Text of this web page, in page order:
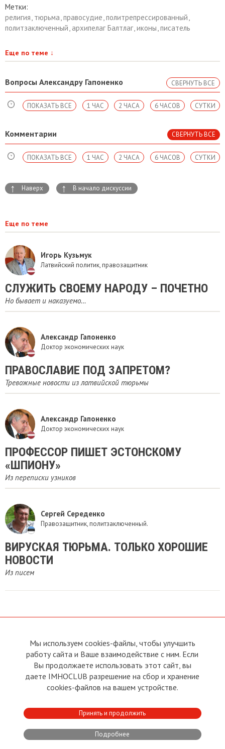
Метки:
религия, тюрьма,правосудие,политрепрессированный,
политзаключенный, архипелаг Балтлаг,иконы,писатель
Еще по теме ↓
Вопросы Александру Гапоненко СВЕРНУТЬ ВСЕ
СУТКИ
6 ЧАСОВ
2 ЧАСА
1 ЧАС
ПОКАЗАТЬ ВСЕ
Комментарии СВЕРНУТЬ ВСЕ
СУТКИ
6 ЧАСОВ
2 ЧАСА
1 ЧАС
ПОКАЗАТЬ ВСЕ
↑ Наверх ↑ В начало дискуссии
Еще по теме
Игорь Кузьмук
Латвийский политик, правозащитник
СЛУЖИТЬ СВОЕМУ НАРОДУ – ПОЧЕТНО
Но бывает и наказуемо…
Александр Гапоненко
Доктор экономических наук
ПРАВОСЛАВИЕ ПОД ЗАПРЕТОМ?
Тревожные новости из латвийской тюрьмы
Александр Гапоненко
Доктор экономических наук
ПРОФЕССОР ПИШЕТ ЭСТОНСКОМУ
«ШПИОНУ»
Из переписки узников
Сергей Середенко
Правозащитник, политзаключенный.
ВИРУСКАЯ ТЮРЬМА. ТОЛЬКО ХОРОШИЕ
НОВОСТИ
Из писем
О сайте
Условия пользования
Политика конфиденциальности
Прямая связь с
Председателем
Прямая связь c членами клуба
Реклама
Контакты
Developed by:CRA
Club
Мы используем cookies-файлы, чтобы улучшить
работу сайта и Ваше взаимодействие с ним. Если
Вы продолжаете использовать этот сайт, вы
даете IMHOCLUB разрешение на сбор и хранение
cookies-файлов на вашем устройстве.
Принять и продолжить
Подробнее